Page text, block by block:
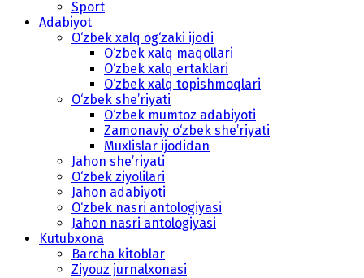
Sport
Adabiyot
O‘zbek xalq og‘zaki ijodi
O‘zbek xalq maqollari
O‘zbek xalq ertaklari
O‘zbek xalq topishmoqlari
O‘zbek she’riyati
O‘zbek mumtoz adabiyoti
Zamonaviy o‘zbek she’riyati
Muxlislar ijodidan
Jahon she’riyati
O‘zbek ziyolilari
Jahon adabiyoti
O‘zbek nasri antologiyasi
Jahon nasri antologiyasi
Kutubxona
Barcha kitoblar
Ziyouz jurnalxonasi